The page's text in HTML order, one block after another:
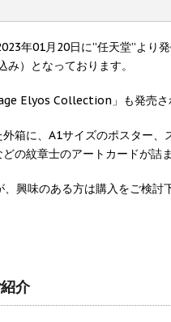
年01月20日に”任天堂”より
）となっております。
Elyos Collection」も発売さ
箱に、A1サイズのポスター、
の紋章士のアートカードが詰
興味のある方は購入をご検討
介